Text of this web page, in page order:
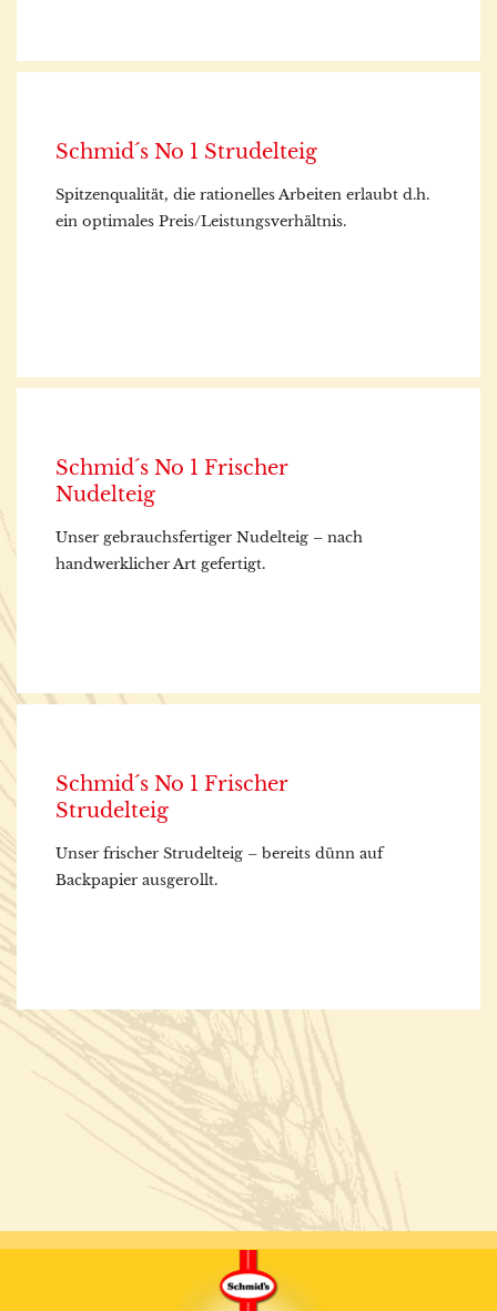
Schmid´s No 1 Strudelteig
Spitzenqualität, die rationelles Arbeiten erlaubt d.h.
ein optimales Preis/Leistungsverhältnis.
Schmid´s No 1 Frischer
Nudelteig
Unser gebrauchsfertiger Nudelteig – nach
handwerklicher Art gefertigt.
Schmid´s No 1 Frischer
Strudelteig
Unser frischer Strudelteig – bereits dünn auf
Backpapier ausgerollt.